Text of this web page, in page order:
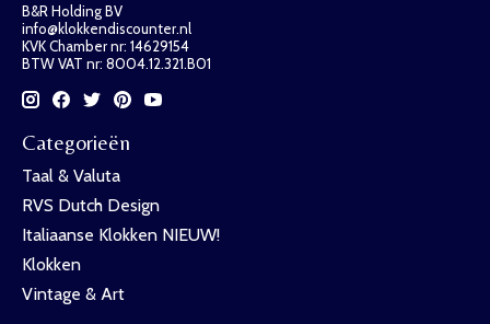
B&R Holding BV
info@klokkendiscounter.nl
KVK Chamber nr: 14629154
BTW VAT nr: 8004.12.321.B01
Categorieën
Taal & Valuta
RVS Dutch Design
Italiaanse Klokken NIEUW!
Klokken
Vintage & Art